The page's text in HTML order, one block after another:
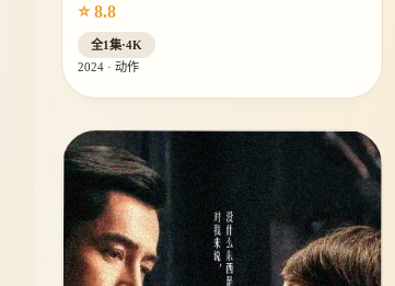
⭐ 8.8
全1集·4K
2024 · 动作